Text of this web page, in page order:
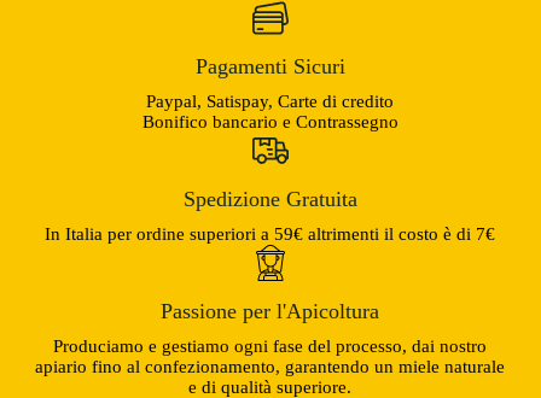
Pagamenti Sicuri
Paypal, Satispay, Carte di credito
Bonifico bancario e Contrassegno
Spedizione Gratuita
In Italia per ordine superiori a 59€ altrimenti il costo è di 7€
Passione per l'Apicoltura
Produciamo e gestiamo ogni fase del processo, dai nostro
apiario fino al confezionamento, garantendo un miele naturale
e di qualità superiore.